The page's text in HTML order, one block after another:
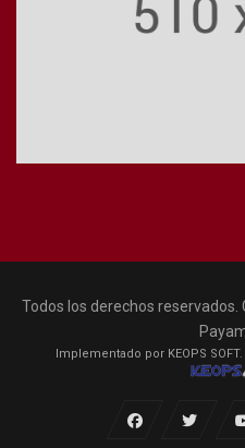
Todos los derechos reservados.
Implementado por KEOPS